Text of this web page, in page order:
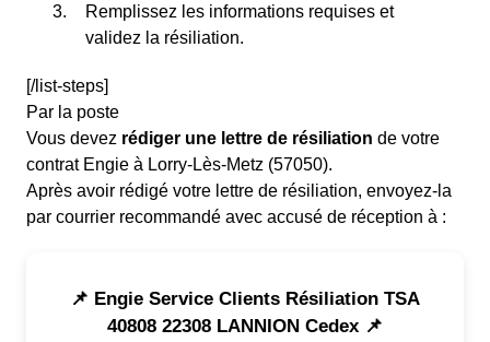
Remplissez les informations requises et
validez la résiliation.
[/list-steps]
Par la poste
Vous devez rédiger une lettre de résiliation de votre
contrat Engie à Lorry-Lès-Metz (57050).
Après avoir rédigé votre lettre de résiliation, envoyez-la
par courrier recommandé avec accusé de réception à :
📌 Engie Service Clients Résiliation TSA
40808 22308 LANNION Cedex 📌